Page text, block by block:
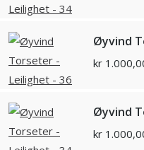
Øyvind
kr
Øyvind
kr